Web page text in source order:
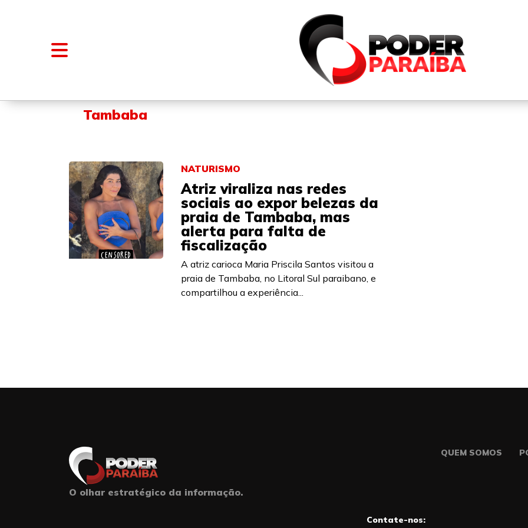
FALE CONOSCO
Tambaba
NATURISMO
Atriz viraliza nas redes
sociais ao expor belezas da
praia de Tambaba, mas
alerta para falta de
fiscalização
A atriz carioca Maria Priscila Santos visitou a
praia de Tambaba, no Litoral Sul paraibano, e
compartilhou a experiência...
O olhar estratégico da informação.
QUEM SOMOS
Contate-nos: